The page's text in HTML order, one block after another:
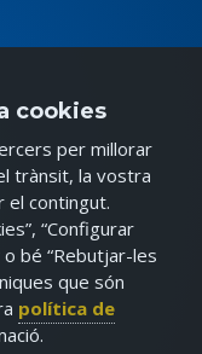
cookies
per millorar
trànsit, la vostra
el contingut.
“Configurar
bé “Rebutjar-les
que són
política de